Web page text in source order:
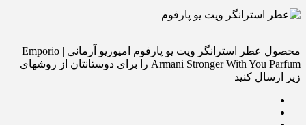
محصول عطر استرانگر ویت یو پارفوم امپوریو آرمانی | Emporio
Armani Stronger With You Parfum را برای دوستانتان از روشهای
زیر ارسال کنید